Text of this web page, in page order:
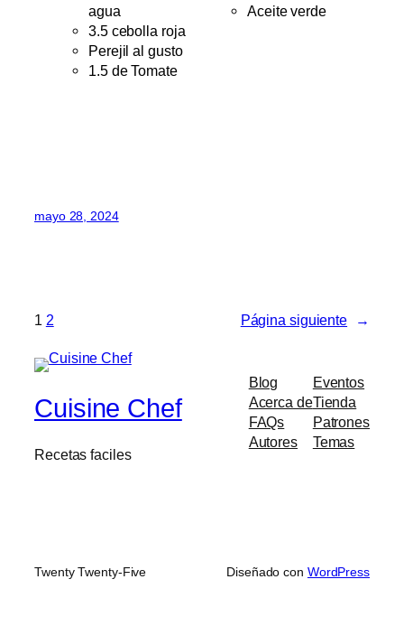
agua
3.5 cebolla roja
Perejil al gusto
1.5 de Tomate
Aceite verde
mayo 28, 2024
1 2 Página siguiente →
Cuisine Chef
Recetas faciles
Blog
Acerca de
FAQs
Autores
Eventos
Tienda
Patrones
Temas
Twenty Twenty-Five Diseñado con WordPress